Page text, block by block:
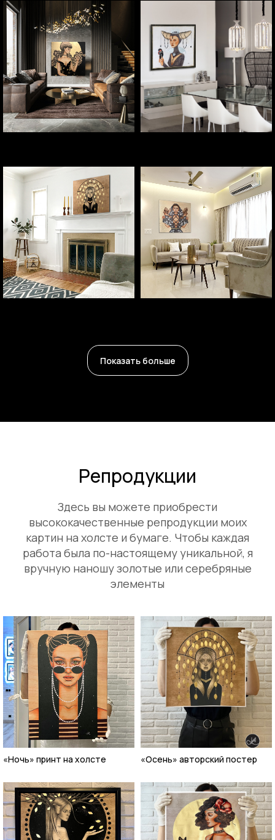
Показать больше
Репродукции
Здесь вы можете приобрести
высококачественные репродукции моих
картин на холсте и бумаге. Чтобы каждая
работа была по-настоящему уникальной, я
вручную наношу золотые или серебряные
элементы
«Ночь» принт на холсте «Осень» авторский постер